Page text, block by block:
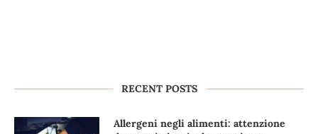
RECENT POSTS
Allergeni negli alimenti: attenzione